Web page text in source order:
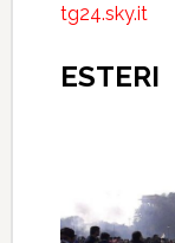
tg24.sky.it
ESTERI